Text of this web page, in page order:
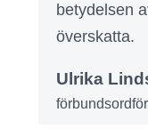
betydelsen
överskatta.
Ulrika